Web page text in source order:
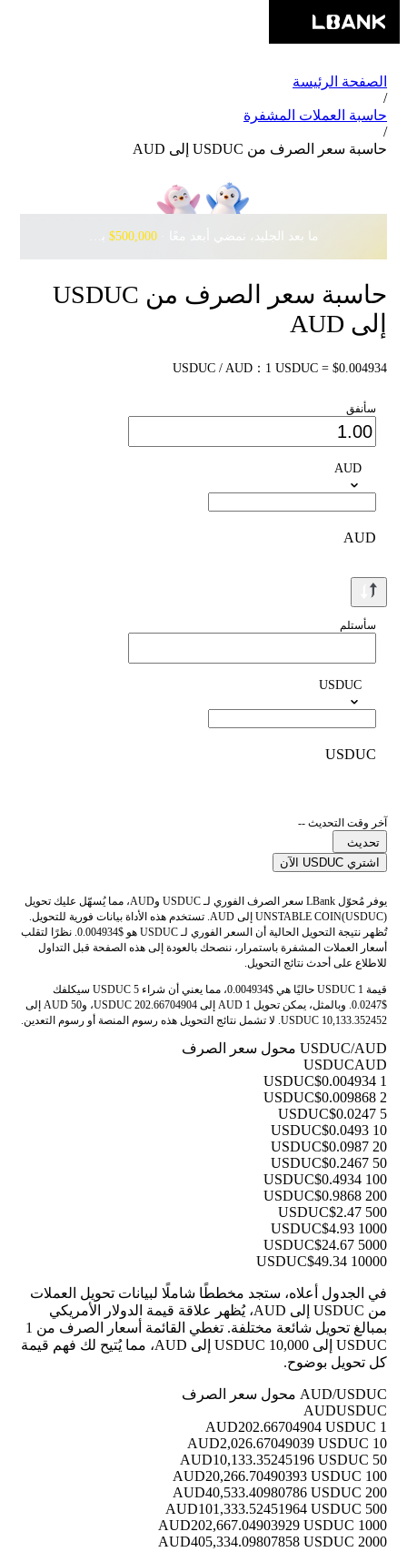
الصفحة الرئيسة
/
حاسبة العملات المشفرة
/
حاسبة سعر الصرف من USDUC إلى AUD
ما بعد الجليد، نمضي أبعد معًا · ‎ $500,000بانتظارك مع Pudgy Penguins
حاسبة سعر الصرف من USDUC
إلى AUD
USDUC / AUD：1 USDUC = $0.004934
سأنفق
AUD
AUD
سأستلم
USDUC
USDUC
آخر وقت التحديث --
تحديث
اشتري USDUC الآن
يوفر مُحوّل LBank سعر الصرف الفوري لـ USDUC وAUD، مما يُسهّل عليك تحويل
UNSTABLE COIN(USDUC) إلى AUD. تستخدم هذه الأداة بيانات فورية للتحويل.
تُظهر نتيجة التحويل الحالية أن السعر الفوري لـ USDUC هو $0.004934. نظرًا لتقلب
أسعار العملات المشفرة باستمرار، ننصحك بالعودة إلى هذه الصفحة قبل التداول
للاطلاع على أحدث نتائج التحويل.
قيمة 1 USDUC حاليًا هي $0.004934، مما يعني أن شراء 5 USDUC سيكلفك
$0.0247. وبالمثل، يمكن تحويل 1 AUD إلى 202.66704904 USDUC، و50 AUD إلى
10,133.352452 USDUC. لا تشمل نتائج التحويل هذه رسوم المنصة أو رسوم التعدين.
USDUC/AUD محول سعر الصرف
USDUCAUD
1 USDUC
$0.004934
2 USDUC
$0.009868
5 USDUC
$0.0247
10 USDUC
$0.0493
20 USDUC
$0.0987
50 USDUC
$0.2467
100 USDUC
$0.4934
200 USDUC
$0.9868
500 USDUC
$2.47
1000 USDUC
$4.93
5000 USDUC
$24.67
10000 USDUC
$49.34
في الجدول أعلاه، ستجد مخططًا شاملًا لبيانات تحويل العملات
من USDUC إلى AUD، يُظهر علاقة قيمة الدولار الأمريكي
بمبالغ تحويل شائعة مختلفة. تغطي القائمة أسعار الصرف من 1
USDUC إلى 10,000 USDUC إلى AUD، مما يُتيح لك فهم قيمة
كل تحويل بوضوح.
AUD/USDUC محول سعر الصرف
AUDUSDUC
1 AUD
202.66704904 USDUC
10 AUD
2,026.67049039 USDUC
50 AUD
10,133.35245196 USDUC
100 AUD
20,266.70490393 USDUC
200 AUD
40,533.40980786 USDUC
500 AUD
101,333.52451964 USDUC
1000 AUD
202,667.04903929 USDUC
2000 AUD
405,334.09807858 USDUC